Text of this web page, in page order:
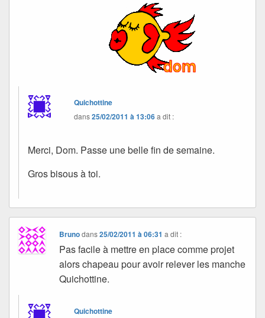
Quichottine
dans25/02/2011 à 13:06a dit :
Merci, Dom. Passe une belle fin de semaine.
Gros bisous à toi.
Brunodans25/02/2011 à 06:31 a dit :
Pas facile à mettre en place comme projet
alors chapeau pour avoir relever les manche
Quichottine.
Quichottine